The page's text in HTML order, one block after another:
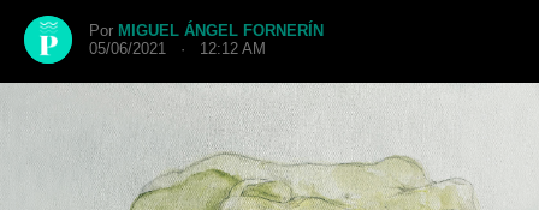
Por MIGUEL ÁNGEL FORNERÍN
05/06/2021 · 12:12 AM